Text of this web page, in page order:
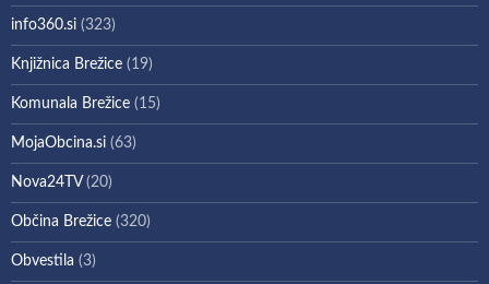
info360.si (323)
Knjižnica Brežice (19)
Komunala Brežice (15)
MojaObcina.si (63)
Nova24TV(20)
Občina Brežice (320)
Obvestila (3)